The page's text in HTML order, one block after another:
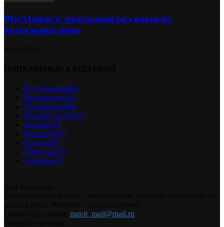
PlayStation 4: модельный ряд консоли,
актуальные цены
Без рубрики686
Интересное562
Психология485
Полезно знать212
Знания164
Новости119
Красота93
Дом и быт71
Здоровье59
mavit_mail@mail.ru